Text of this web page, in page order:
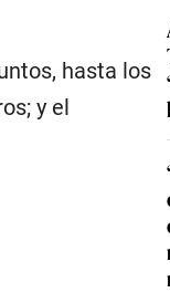
hasta los
y el